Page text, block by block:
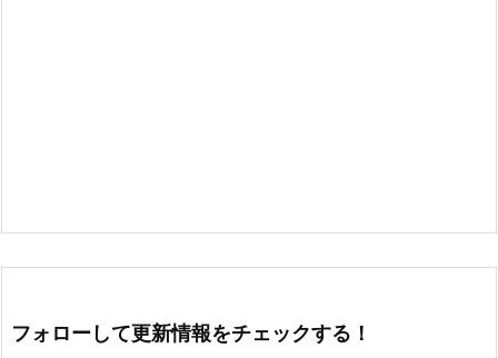
フォローして更新情報をチェックする！